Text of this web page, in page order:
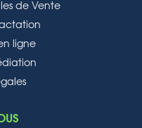
de Vente
ligne